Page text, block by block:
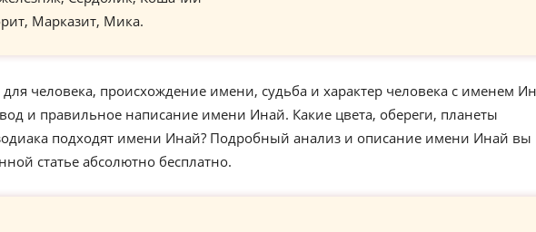
Марказит, Мика.
человека, происхождение имени, судьба и характер человека с именем
и правильное написание имени Инай. Какие цвета, обереги, планеты
подходят имени Инай? Подробный анализ и описание имени Инай вы
статье абсолютно бесплатно.